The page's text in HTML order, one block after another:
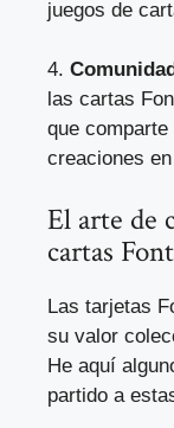
juegos de
4.
las cartas
que
creaciones
El arte de
cartas
Las tarjetas
su valor
He aquí
partido a